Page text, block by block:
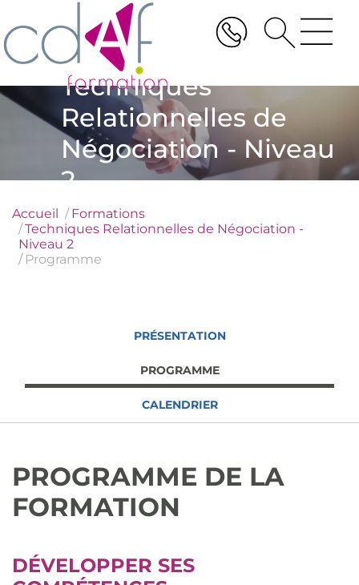
Aller
au
contenu
Techniques
Relationnelles de
Négociation - Niveau
2
Accueil
Formations
Techniques Relationnelles de Négociation -
Niveau 2
Programme
PRÉSENTATION
PROGRAMME
CALENDRIER
PROGRAMME DE LA
FORMATION
DÉVELOPPER SES